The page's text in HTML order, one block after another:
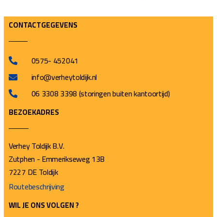
CONTACTGEGEVENS
0575- 452041
info@verheytoldijk.nl
06 3308 3398 (storingen buiten kantoortijd)
BEZOEKADRES
Verhey Toldijk B.V.
Zutphen - Emmerikseweg 13B
7227 DE Toldijk
Routebeschrijving
WIL JE ONS VOLGEN ?